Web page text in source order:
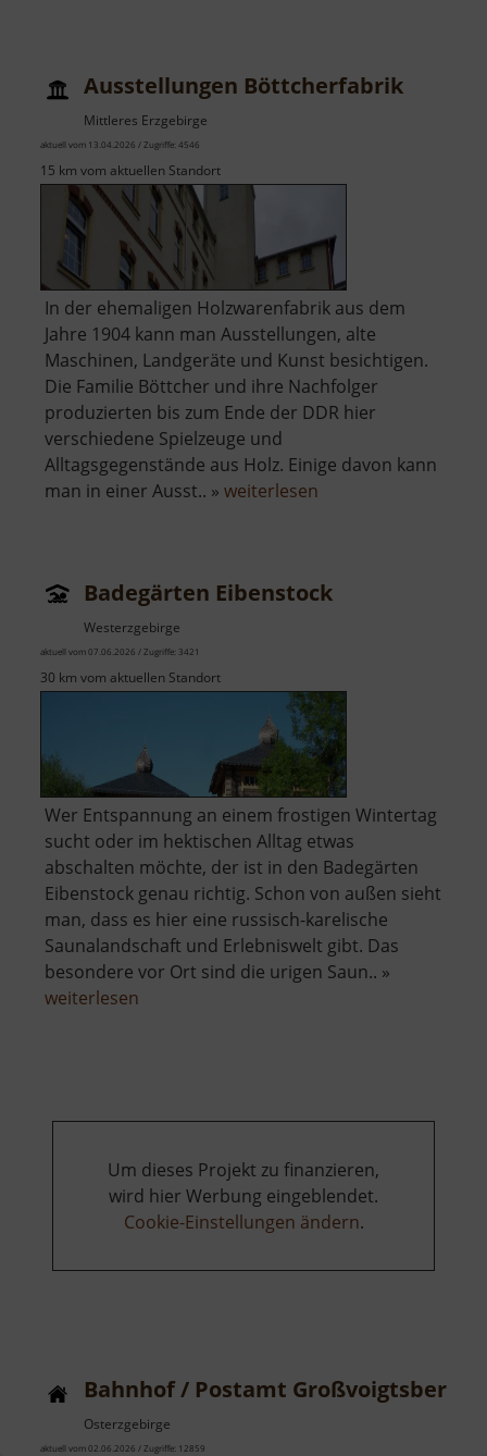
Ausstellungen Böttcherfabrik
Mittleres Erzgebirge
aktuell vom 13.04.2026 / Zugriffe: 4546
15 km vom aktuellen Standort
In der ehemaligen Holzwarenfabrik aus dem
Jahre 1904 kann man Ausstellungen, alte
Maschinen, Landgeräte und Kunst besichtigen.
Die Familie Böttcher und ihre Nachfolger
produzierten bis zum Ende der DDR hier
verschiedene Spielzeuge und
Alltagsgegenstände aus Holz. Einige davon kann
man in einer Ausst.. » weiterlesen
Badegärten Eibenstock
Westerzgebirge
aktuell vom 07.06.2026 / Zugriffe: 3421
30 km vom aktuellen Standort
Wer Entspannung an einem frostigen Wintertag
sucht oder im hektischen Alltag etwas
abschalten möchte, der ist in den Badegärten
Eibenstock genau richtig. Schon von außen sieht
man, dass es hier eine russisch-karelische
Saunalandschaft und Erlebniswelt gibt. Das
besondere vor Ort sind die urigen Saun.. »
weiterlesen
Um dieses Projekt zu finanzieren,
wird hier Werbung eingeblendet.
Cookie-Einstellungen ändern.
Bahnhof / Postamt Großvoigtsberg
Osterzgebirge
aktuell vom 02.06.2026 / Zugriffe: 12859